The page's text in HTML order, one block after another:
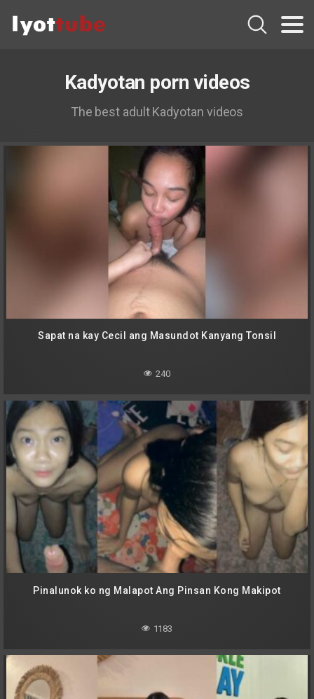
Kadyotan porn videos
The best adult Kadyotan videos
Sapat na kay Cecil ang Masundot Kanyang Tonsil
240
Pinalunok ko ng Malapot Ang Pinsan Kong Makipot
1183